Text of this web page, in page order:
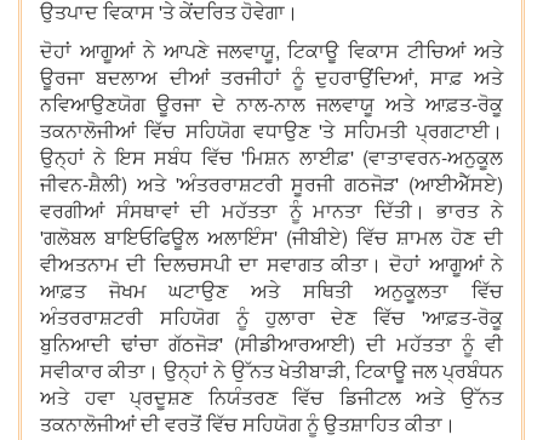
ਉਤਪਾਦ ਵਿਕਾਸ 'ਤੇ ਕੇਂਦਰਿਤ ਹੋਵੇਗਾ।
ਦੋਹਾਂ ਆਗੂਆਂ ਨੇ ਆਪਣੇ ਜਲਵਾਯੂ, ਟਿਕਾਊ ਵਿਕਾਸ ਟੀਚਿਆਂ ਅਤੇ
ਊਰਜਾ ਬਦਲਾਅ ਦੀਆਂ ਤਰਜੀਹਾਂ ਨੂੰ ਦੁਹਰਾਉਂਦਿਆਂ, ਸਾਫ਼ ਅਤੇ
ਨਵਿਆਉਣਯੋਗ ਊਰਜਾ ਦੇ ਨਾਲ-ਨਾਲ ਜਲਵਾਯੂ ਅਤੇ ਆਫ਼ਤ-ਰੋਕੂ
ਤਕਨਾਲੋਜੀਆਂ ਵਿੱਚ ਸਹਿਯੋਗ ਵਧਾਉਣ 'ਤੇ ਸਹਿਮਤੀ ਪ੍ਰਗਟਾਈ।
ਉਨ੍ਹਾਂ ਨੇ ਇਸ ਸਬੰਧ ਵਿੱਚ 'ਮਿਸ਼ਨ ਲਾਈਫ਼' (ਵਾਤਾਵਰਨ-ਅਨੁਕੂਲ
ਜੀਵਨ-ਸ਼ੈਲੀ) ਅਤੇ 'ਅੰਤਰਰਾਸ਼ਟਰੀ ਸੂਰਜੀ ਗਠਜੋੜ' (ਆਈਐੱਸਏ)
ਵਰਗੀਆਂ ਸੰਸਥਾਵਾਂ ਦੀ ਮਹੱਤਤਾ ਨੂੰ ਮਾਨਤਾ ਦਿੱਤੀ। ਭਾਰਤ ਨੇ
'ਗਲੋਬਲ ਬਾਇਓਫਿਊਲ ਅਲਾਇੰਸ' (ਜੀਬੀਏ) ਵਿੱਚ ਸ਼ਾਮਲ ਹੋਣ ਦੀ
ਵੀਅਤਨਾਮ ਦੀ ਦਿਲਚਸਪੀ ਦਾ ਸਵਾਗਤ ਕੀਤਾ। ਦੋਹਾਂ ਆਗੂਆਂ ਨੇ
ਆਫ਼ਤ ਜੋਖਮ ਘਟਾਉਣ ਅਤੇ ਸਥਿਤੀ ਅਨੁਕੂਲਤਾ ਵਿੱਚ
ਅੰਤਰਰਾਸ਼ਟਰੀ ਸਹਿਯੋਗ ਨੂੰ ਹੁਲਾਰਾ ਦੇਣ ਵਿੱਚ 'ਆਫ਼ਤ-ਰੋਕੂ
ਬੁਨਿਆਦੀ ਢਾਂਚਾ ਗੱਠਜੋੜ' (ਸੀਡੀਆਰਆਈ) ਦੀ ਮਹੱਤਤਾ ਨੂੰ ਵੀ
ਸਵੀਕਾਰ ਕੀਤਾ। ਉਨ੍ਹਾਂ ਨੇ ਉੱਨਤ ਖੇਤੀਬਾੜੀ, ਟਿਕਾਊ ਜਲ ਪ੍ਰਬੰਧਨ
ਅਤੇ ਹਵਾ ਪ੍ਰਦੂਸ਼ਣ ਨਿਯੰਤਰਣ ਵਿੱਚ ਡਿਜੀਟਲ ਅਤੇ ਉੱਨਤ
ਤਕਨਾਲੋਜੀਆਂ ਦੀ ਵਰਤੋਂ ਵਿੱਚ ਸਹਿਯੋਗ ਨੂੰ ਉਤਸ਼ਾਹਿਤ ਕੀਤਾ।